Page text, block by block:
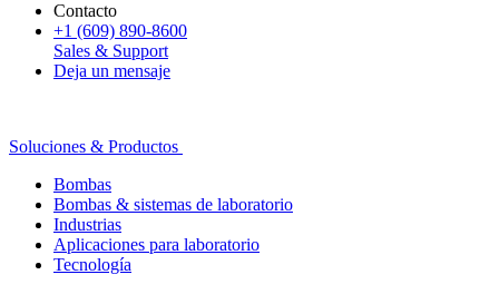
Contacto
+1 (609) 890-8600
Sales & Support
Deja un mensaje
Soluciones & Productos
Bombas
Bombas & sistemas de laboratorio
Industrias
Aplicaciones para laboratorio
Tecnología